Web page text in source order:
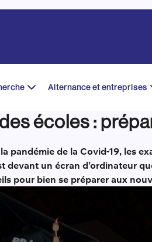
Alternance et entreprises
écoles :
pandémie de la Covid-19, les
devant un écran d’ordinateur
pour bien se préparer aux